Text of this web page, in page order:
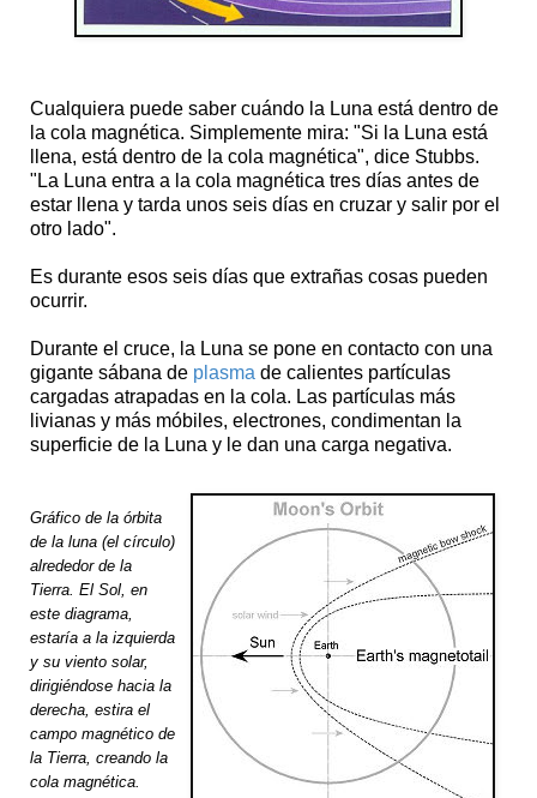
Cualquiera puede saber cuándo la Luna está dentro de
la cola magnética. Simplemente mira: "Si la Luna está
llena, está dentro de la cola magnética", dice Stubbs.
"La Luna entra a la cola magnética tres días antes de
estar llena y tarda unos seis días en cruzar y salir por el
otro lado".
Es durante esos seis días que extrañas cosas pueden
ocurrir.
Durante el cruce, la Luna se pone en contacto con una
gigante sábana de plasma de calientes partículas
cargadas atrapadas en la cola. Las partículas más
livianas y más móbiles, electrones, condimentan la
superficie de la Luna y le dan una carga negativa.
Gráfico de la órbita
de la luna (el círculo)
alrededor de la
Tierra. El Sol, en
este diagrama,
estaría a la izquierda
y su viento solar,
dirigiéndose hacia la
derecha, estira el
campo magnético de
la Tierra, creando la
cola magnética.